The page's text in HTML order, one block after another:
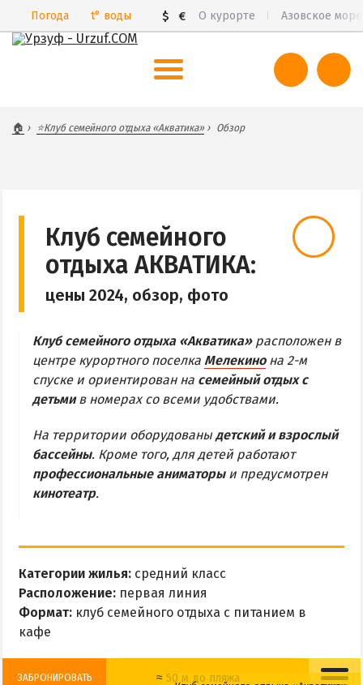
Погода t° воды $ € О курорте Азовское море
Все веб-камеры
Карта
САМ УРЗУФ
БЕЛОСАРАЙСКАЯ КОСА
МЕЛЕКИНО
ЮРЬЕВКА
ЧАСТНЫЙ СЕКТОР
ПИТАНИЕ
РАЗВЛЕЧЕНИЯ
ДОСТОПРИМЕЧАТЕЛЬНОСТИ
Белосарайский залив
🏠 ⭐Клуб семейного отдыха «Акватика» Обзор
Клуб семейного
отдыха АКВАТИКА:
цены 2024, обзор, фото
Клуб семейного отдыха «Акватика»расположен в
центре курортного поселка Мелекинона 2-м
спуске и ориентирован на семейный отдых с
детьмив номерах со всеми удобствами.
На территории оборудованыдетский и взрослый
бассейны. Кроме того, для детей работают
профессиональные аниматорыи предусмотрен
кинотеатр.
Категории жилья: средний класс
Расположение: первая линия
Формат: клуб семейного отдыха с питанием в
кафе
ЗАБРОНИРОВАТЬ ≈ 50 м до пляжа